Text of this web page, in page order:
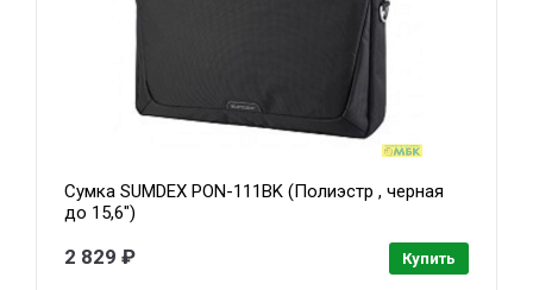
Сумка SUMDEX PON-111BK (Полиэстр , черная
до 15,6")
2 829 ₽ Купить